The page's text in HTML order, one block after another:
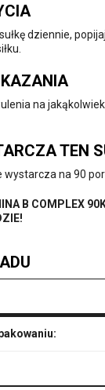
dziennie,
na
TEN
na 90
B COMPLEX